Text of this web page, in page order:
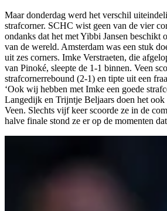
Maar donderdag werd het verschil
strafcorner. SCHC wist geen van de vier
ondanks dat het met Yibbi Jansen beschikt
van de wereld. Amsterdam was een stuk
uit zes corners. Imke Verstraeten, die
van Pinoké, sleepte de 1-1 binnen. Veen
strafcornerrebound (2-1) en tipte uit een
‘Ook wij hebben met Imke een goede
Langedijk en Trijntje Beljaars doen het ook
Veen. Slechts vijf keer scoorde ze in de
halve finale stond ze er op de momenten